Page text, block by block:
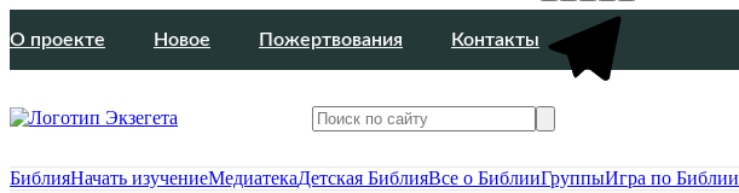
О проекте Новое Пожертвования Контакты
БиблияНачать изучениеМедиатекаДетская БиблияВсе о БиблииГруппыИгра по Библии